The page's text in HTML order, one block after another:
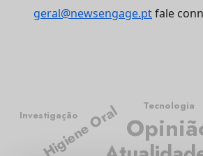
geral@newsengage.ptfale
Higiene Oral Tecnologia
Investigação